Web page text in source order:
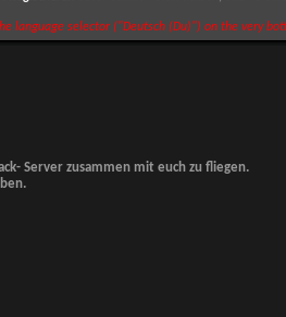
language selector ("Deutsch (Du)") on the very
Server zusammen mit euch zu fliegen.